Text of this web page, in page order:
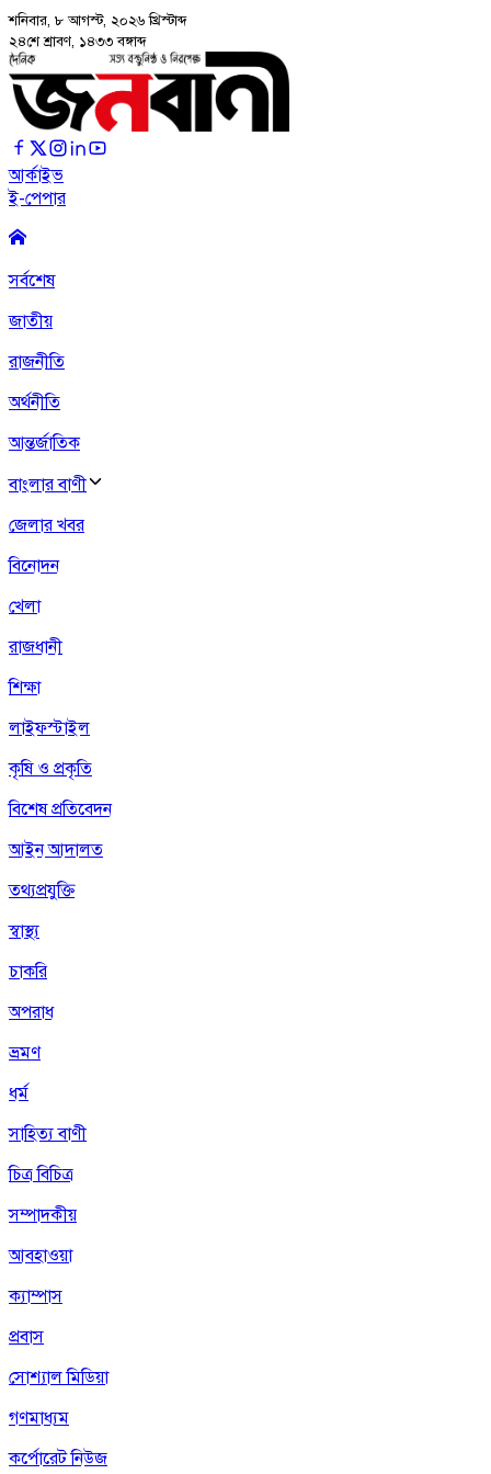
শনিবার, ৮ আগস্ট, ২০২৬ খ্রিস্টাব্দ
২৪শে শ্রাবণ, ১৪৩৩ বঙ্গাব্দ
আর্কাইভ
ই-পেপার
সর্বশেষ
জাতীয়
রাজনীতি
অর্থনীতি
আন্তর্জাতিক
বাংলার বাণী
জেলার খবর
বিনোদন
খেলা
রাজধানী
শিক্ষা
লাইফস্টাইল
কৃষি ও প্রকৃতি
বিশেষ প্রতিবেদন
আইন আদালত
তথ্যপ্রযুক্তি
স্বাস্থ্য
চাকরি
অপরাধ
ভ্রমণ
ধর্ম
সাহিত্য বাণী
চিত্র বিচিত্র
সম্পাদকীয়
আবহাওয়া
ক্যাম্পাস
প্রবাস
সোশ্যাল মিডিয়া
গণমাধ্যম
কর্পোরেট নিউজ